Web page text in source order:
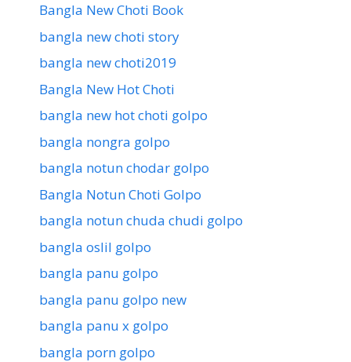
Bangla New Choti Book
bangla new choti story
bangla new choti2019
Bangla New Hot Choti
bangla new hot choti golpo
bangla nongra golpo
bangla notun chodar golpo
Bangla Notun Choti Golpo
bangla notun chuda chudi golpo
bangla oslil golpo
bangla panu golpo
bangla panu golpo new
bangla panu x golpo
bangla porn golpo